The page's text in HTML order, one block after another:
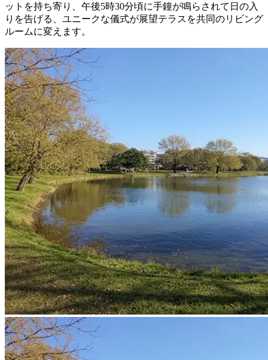
ットを持ち寄り、午後5時30分頃に手鐘が鳴らされて日の入
りを告げる、ユニークな儀式が展望テラスを共同のリビング
ルームに変えます。